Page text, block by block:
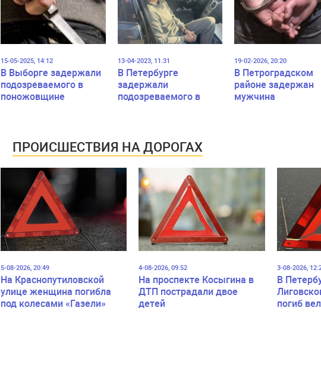
15-05-2025, 14:12
В Выборге задержали
подозреваемого в
поножовщине
13-04-2023, 11:31
В Петербурге
задержали
подозреваемого в
19-02-2026, 20:20
В Петроградском
районе задержан
мужчина
ПРОИСШЕСТВИЯ НА ДОРОГАХ
5-08-2026, 20:49
На Краснопутиловской
улице женщина погибла
под колесами «Газели»
4-08-2026, 09:52
На проспекте Косыгина в
ДТП пострадали двое
детей
3-08-2026,
В
погиб